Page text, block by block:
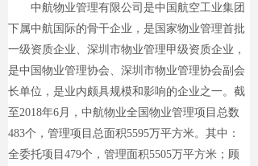
中航物业管理有限公司是中国航空工业集团
下属中航国际的骨干企业，是国家物业管理首批
一级资质企业、深圳市物业管理甲级资质企业，
是中国物业管理协会、深圳市物业管理协会副会
长单位，是业内颇具规模和影响的企业之一。截
至2018年6月，中航物业全国物业管理项目总数
483个，管理项目总面积5595万平方米。其中：
全委托项目479个，管理面积5505万平方米；顾